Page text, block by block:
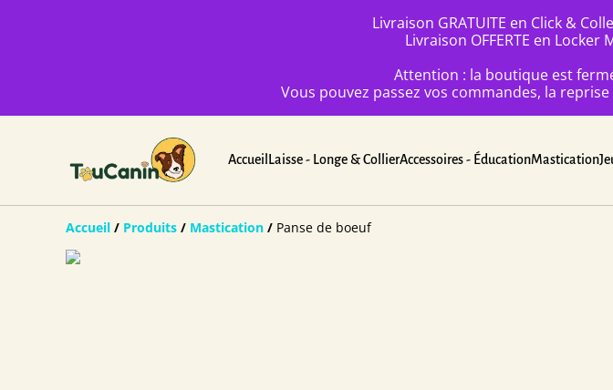
Livraison GRATUITE en Click &
Livraison OFFERTE en Locker
Attention : la boutique est
Vous pouvez passez vos commandes, la
AccueilLaisse - Longe & CollierAccessoires - ÉducationMastication
Accueil / Produits / Mastication / Panse de boeuf